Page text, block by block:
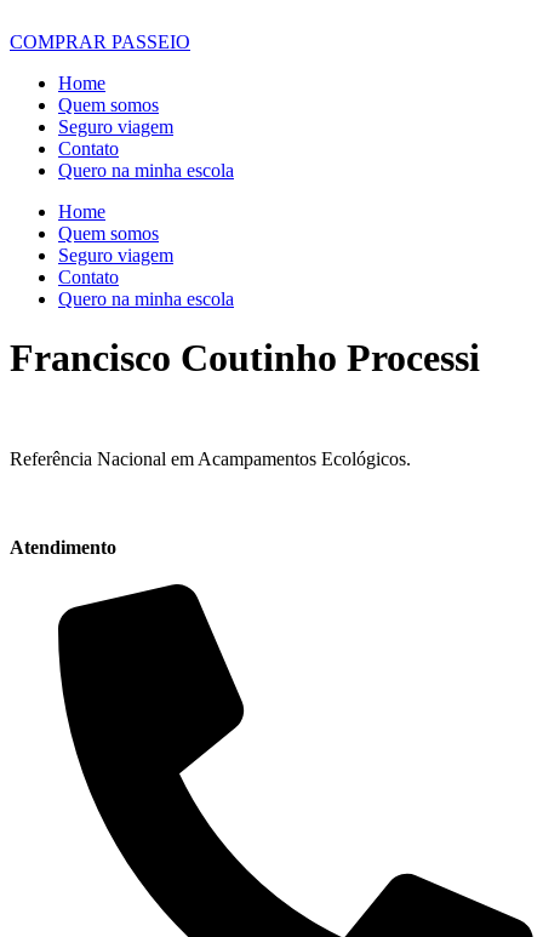
COMPRAR PASSEIO
Home
Quem somos
Seguro viagem
Contato
Quero na minha escola
Home
Quem somos
Seguro viagem
Contato
Quero na minha escola
Francisco Coutinho Processi
Referência Nacional em Acampamentos Ecológicos.
Atendimento